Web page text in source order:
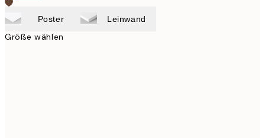
Poster Leinwand
Größe wählen